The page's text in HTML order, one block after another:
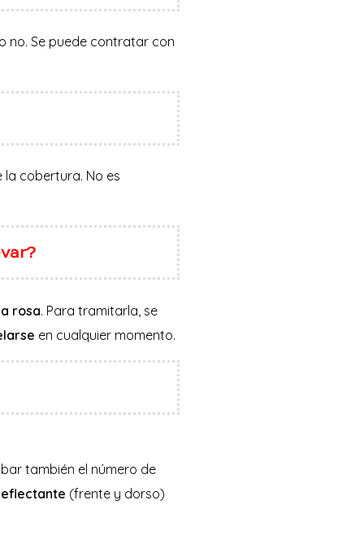
no. Se puede contratar con
cobertura. No es
rosa. Para tramitarla, se
en cualquier momento.
también el número de
(frente y dorso)